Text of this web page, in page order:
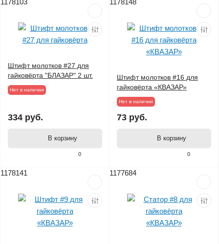
1178103
0
Штифт молотков #27 для
гайковёрта "БЛАЗАР" 2 шт.
Нет в наличии
334 руб.
В корзину
1178148
0
Штифт молотков #16 для
гайковёрта «КВАЗАР»
Нет в наличии
73 руб.
В корзину
1178141 1177684